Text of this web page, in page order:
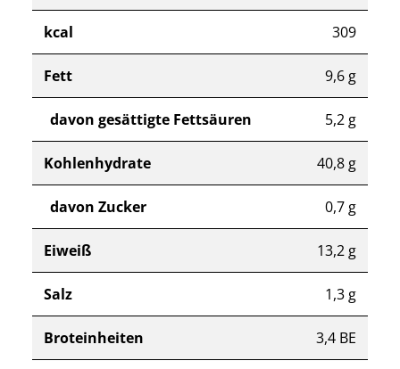
kcal 309
Fett 9,6 g
davon gesättigte Fettsäuren 5,2 g
Kohlenhydrate 40,8 g
davon Zucker 0,7 g
Eiweiß 13,2 g
Salz 1,3 g
Broteinheiten 3,4 BE